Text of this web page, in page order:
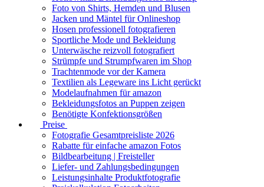
Foto von Shirts, Hemden und Blusen
Jacken und Mäntel für Onlineshop
Hosen professionell fotografieren
Sportliche Mode und Bekleidung
Unterwäsche reizvoll fotografiert
Strümpfe und Strumpfwaren im Shop
Trachtenmode vor der Kamera
Textilien als Legeware ins Licht gerückt
Modelaufnahmen für amazon
Bekleidungsfotos an Puppen zeigen
Benötigte Konfektionsgrößen
Preise
Fotografie Gesamtpreisliste 2026
Rabatte für einfache amazon Fotos
Bildbearbeitung | Freisteller
Liefer- und Zahlungsbedingungen
Leistungsinhalte Produktfotografie